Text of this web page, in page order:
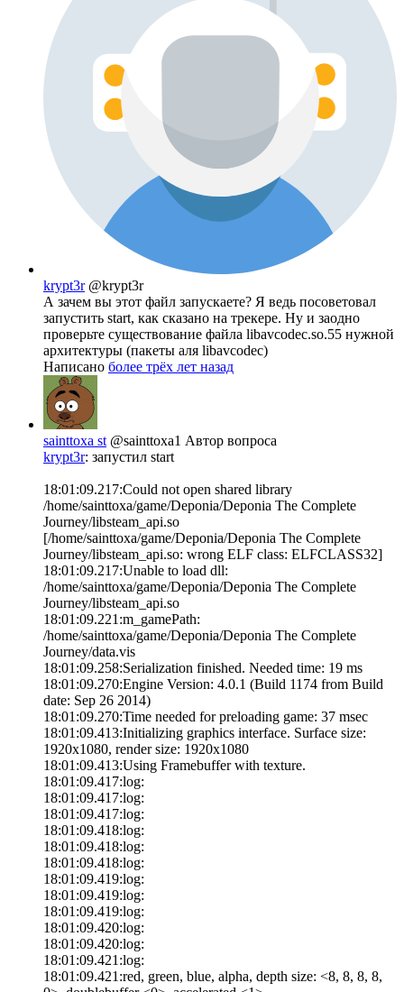
krypt3r @krypt3r
А зачем вы этот файл запускаете? Я ведь посоветовал
запустить start, как сказано на трекере. Ну и заодно
проверьте существование файла libavcodec.so.55 нужной
архитектуры (пакеты аля libavcodec)
Написано более трёх лет назад
sainttoxa st @sainttoxa1 Автор вопроса
krypt3r: запустил start
18:01:09.217:Could not open shared library
/home/sainttoxa/game/Deponia/Deponia The Complete
Journey/libsteam_api.so
[/home/sainttoxa/game/Deponia/Deponia The Complete
Journey/libsteam_api.so: wrong ELF class: ELFCLASS32]
18:01:09.217:Unable to load dll:
/home/sainttoxa/game/Deponia/Deponia The Complete
Journey/libsteam_api.so
18:01:09.221:m_gamePath:
/home/sainttoxa/game/Deponia/Deponia The Complete
Journey/data.vis
18:01:09.258:Serialization finished. Needed time: 19 ms
18:01:09.270:Engine Version: 4.0.1 (Build 1174 from Build
date: Sep 26 2014)
18:01:09.270:Time needed for preloading game: 37 msec
18:01:09.413:Initializing graphics interface. Surface size:
1920x1080, render size: 1920x1080
18:01:09.413:Using Framebuffer with texture.
18:01:09.417:log:
18:01:09.417:log:
18:01:09.417:log:
18:01:09.418:log:
18:01:09.418:log:
18:01:09.418:log:
18:01:09.419:log:
18:01:09.419:log:
18:01:09.419:log:
18:01:09.420:log:
18:01:09.420:log:
18:01:09.421:log:
18:01:09.421:red, green, blue, alpha, depth size: <8, 8, 8, 8,